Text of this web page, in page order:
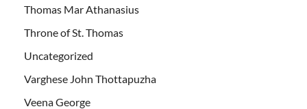
Thomas Mar Athanasius
Throne of St. Thomas
Uncategorized
Varghese John Thottapuzha
Veena George